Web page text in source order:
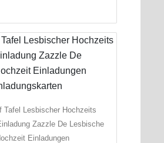
Tafel Lesbischer Hochzeits
Zazzle De Lesbische
Einladungen